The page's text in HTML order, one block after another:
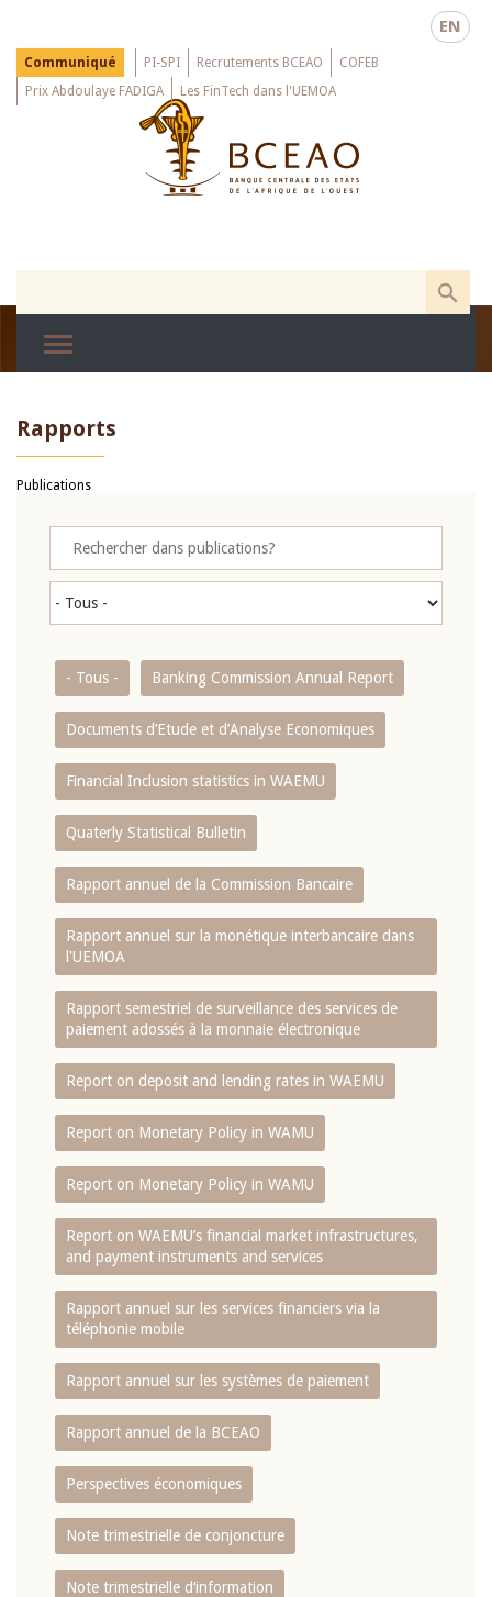
main
EN
Menu
Top
Communiqué PI-SPI Recrutements BCEAO
COFEB
Prix Abdoulaye FADIGA
Les FinTech dans l'UEMOA
Rapports
Publications
- Tous - Banking Commission Annual Report
Documents d’Etude et d’Analyse Economiques
Financial Inclusion statistics in WAEMU
Quaterly Statistical Bulletin
Rapport annuel de la Commission Bancaire
Rapport annuel sur la monétique interbancaire dans
l'UEMOA
Rapport semestriel de surveillance des services de
paiement adossés à la monnaie électronique
Report on deposit and lending rates in WAEMU
Report on Monetary Policy in WAMU
Report on Monetary Policy in WAMU
Report on WAEMU’s financial market infrastructures,
and payment instruments and services
Rapport annuel sur les services financiers via la
téléphonie mobile
Rapport annuel sur les systèmes de paiement
Rapport annuel de la BCEAO
Perspectives économiques
Note trimestrielle de conjoncture
Note trimestrielle d‘information